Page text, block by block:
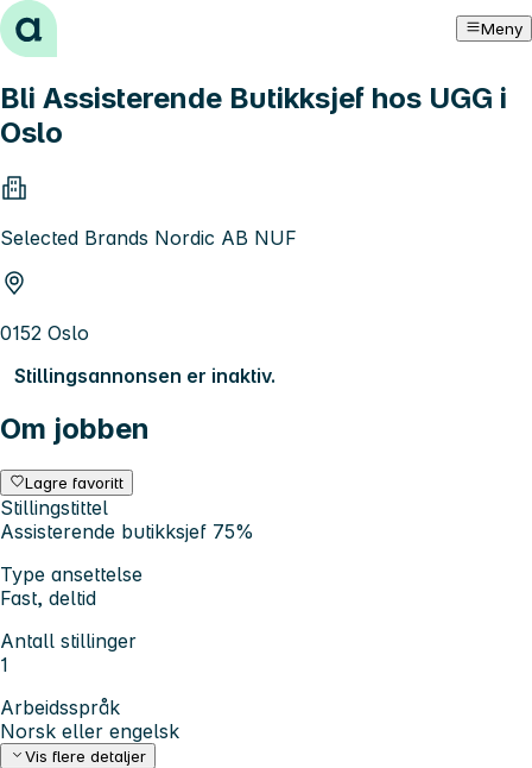
Hopp til innhold Meny
Bli Assisterende Butikksjef hos UGG i
Oslo
Selected Brands Nordic AB NUF
0152 Oslo
Stillingsannonsen er inaktiv.
Om jobben
Lagre favoritt
Stillingstittel
Assisterende butikksjef 75%
Type ansettelse
Fast, deltid
Antall stillinger
1
Arbeidsspråk
Norsk eller engelsk
Vis flere detaljer